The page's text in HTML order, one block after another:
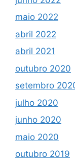
maio 2022
abril 2022
abril 2021
outubro 2020
setembro
julho 2020
junho 2020
maio 2020
outubro 2019